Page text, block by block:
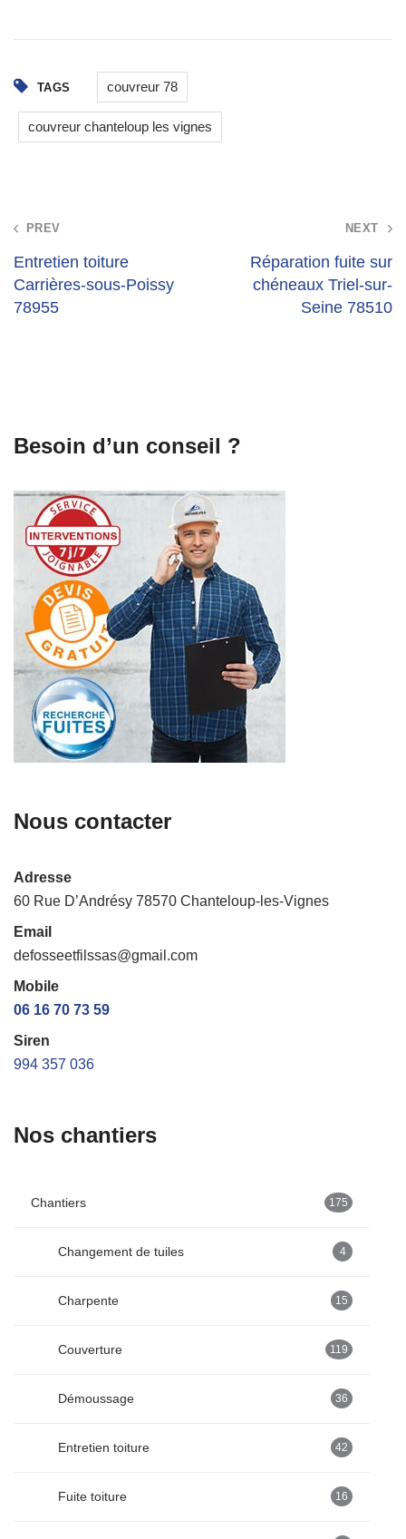
TAGS couvreur 78
couvreur chanteloup les vignes
Post
navigation
PREV
Entretien toiture
Carrières-sous-Poissy
78955
NEXT
Réparation fuite sur
chéneaux Triel-sur-
Seine 78510
Besoin d’un conseil ?
Nous contacter
Adresse
60 Rue D’Andrésy 78570 Chanteloup-les-Vignes
Email
defosseetfilssas@gmail.com
Mobile
06 16 70 73 59
Siren
994 357 036
Nos chantiers
Chantiers 175
Changement de tuiles 4
Charpente 15
Couverture 119
Démoussage 36
Entretien toiture 42
Fuite toiture 16